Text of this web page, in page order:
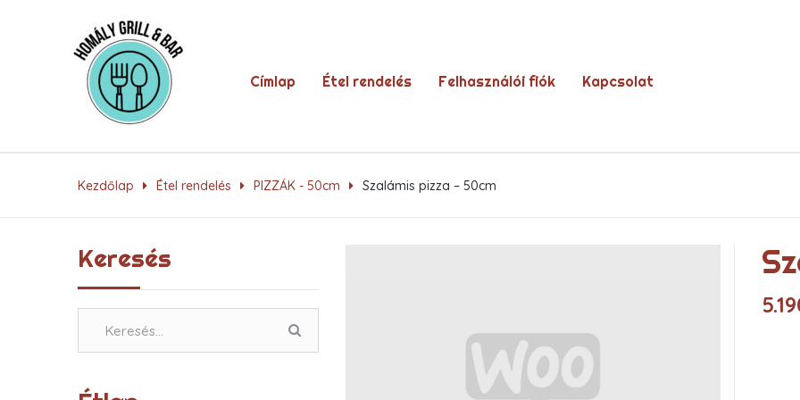
Címlap Étel rendelés Felhasználói fiók Kapcsolat
Kezdőlap Étel rendelés PIZZÁK - 50cm Szalámis pizza – 50cm
Keresés